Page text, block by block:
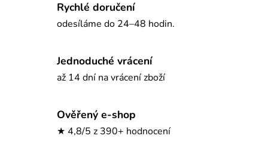
Rychlé doručení
odesíláme do 24–48 hodin.
Jednoduché vrácení
až 14 dní na vrácení zboží
Ověřený e-shop
★ 4,8/5 z 390+ hodnocení